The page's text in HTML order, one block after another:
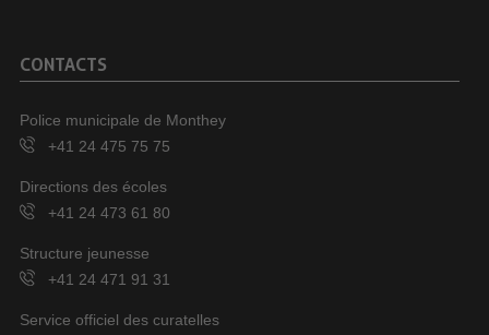
CONTACTS
Police municipale de Monthey
+41 24 475 75 75
Directions des écoles
+41 24 473 61 80
Structure jeunesse
+41 24 471 91 31
Service officiel des curatelles